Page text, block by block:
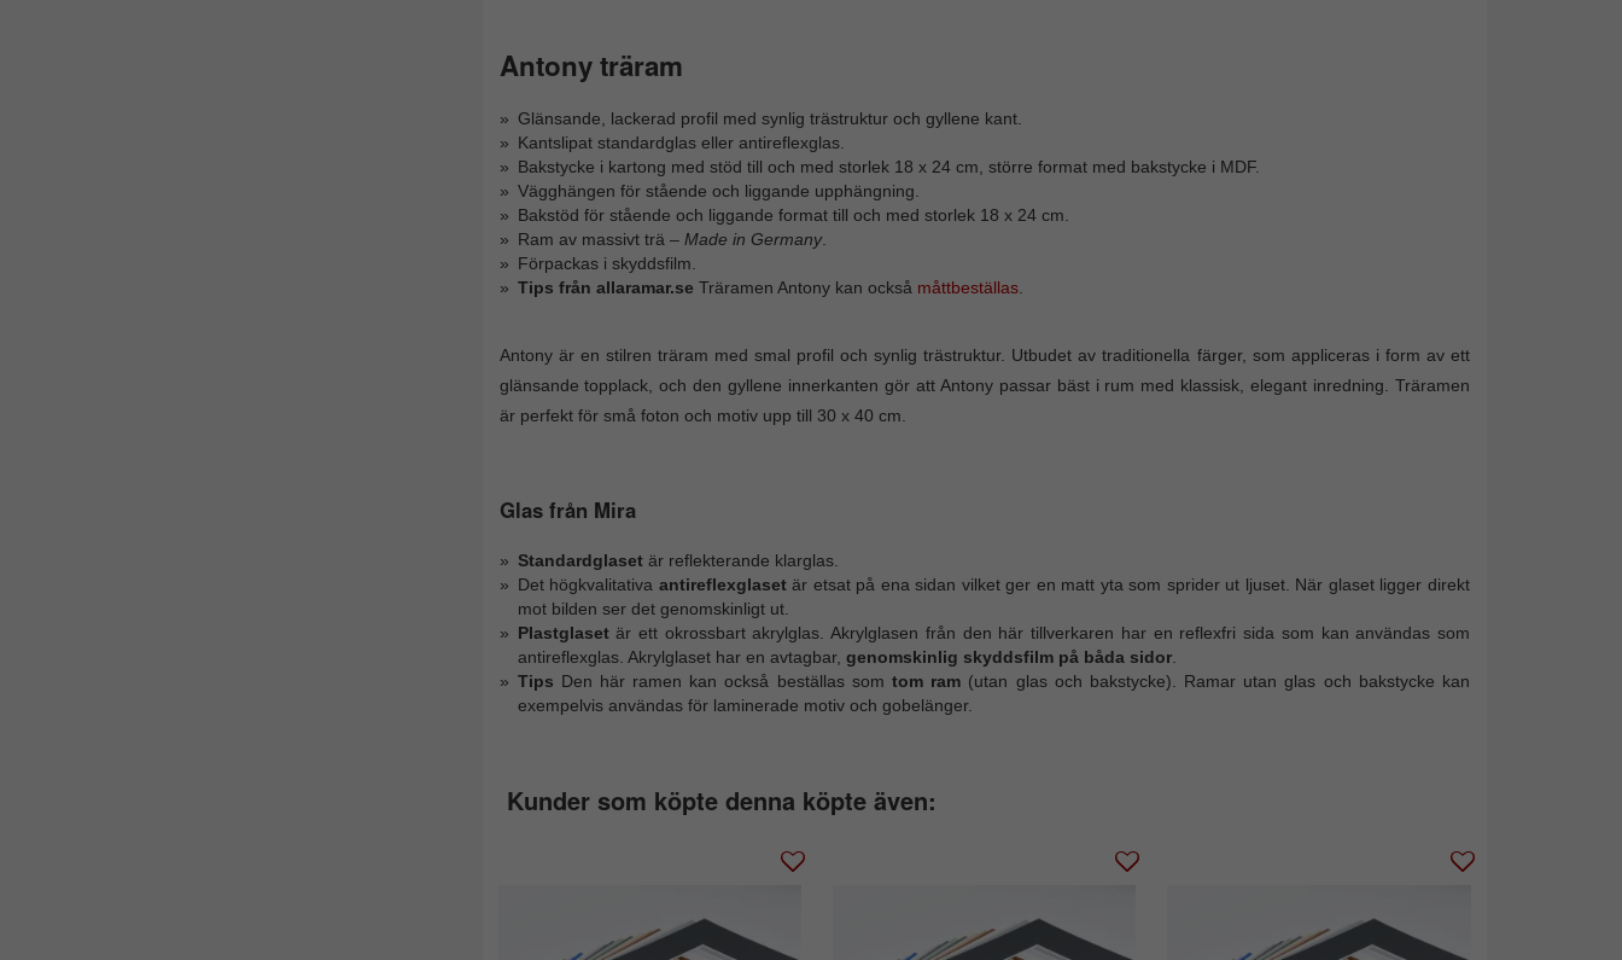
Antony träram
Glänsande, lackerad profil med synlig trästruktur och gyllene kant.
Kantslipat standardglas eller antireflexglas.
Bakstycke i kartong med stöd till och med storlek 18 x 24 cm, större format med bakstycke i MDF.
Vägghängen för stående och liggande upphängning.
Bakstöd för stående och liggande format till och med storlek 18 x 24 cm.
Ram av massivt trä – Made in Germany.
Förpackas i skyddsfilm.
Tips från allaramar.se Träramen Antony kan också måttbeställas.
Antony är en stilren träram med smal profil och synlig trästruktur. Utbudet av traditionella färger, som appliceras i form av ett
glänsande topplack, och den gyllene innerkanten gör att Antony passar bäst i rum med klassisk, elegant inredning. Träramen
är perfekt för små foton och motiv upp till 30 x 40 cm.
Glas från Mira
Standardglasetär reflekterande klarglas.
Det högkvalitativa antireflexglasetär etsat på ena sidan vilket ger en matt yta som sprider ut ljuset. När glaset ligger direkt
mot bilden ser det genomskinligt ut.
Plastglasetär ett okrossbart akrylglas. Akrylglasen från den här tillverkaren har en reflexfri sida som kan användas som
antireflexglas. Akrylglaset har en avtagbar, genomskinlig skyddsfilm på båda sidor.
Tips Den här ramen kan också beställas som tom ram (utan glas och bakstycke). Ramar utan glas och bakstycke kan
exempelvis användas för laminerade motiv och gobelänger.
Kunder som köpte denna köpte även: